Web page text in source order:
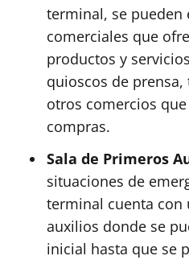
terminal, se pueden
comerciales que
productos y
quioscos de
otros comercios
compras.
Sala de Primeros
situaciones de
terminal cuenta con
auxilios donde se
inicial hasta que se